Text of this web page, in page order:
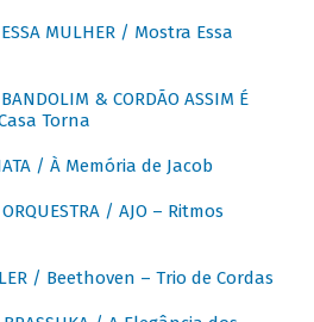
ESSA MULHER / Mostra Essa
& CORDÃO ASSIM É
Torna
/ À Memória de Jacob
/ AJO – Ritmos
/ Beethoven – Trio de Cordas